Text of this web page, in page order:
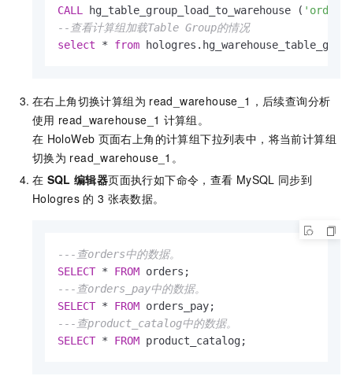
CALL
hg_table_group_load_to_warehouse (
--查看计算组加载Table Group的情况
select
* from
在右上角切换计算组为 read_warehouse_1，后续查询分析
使用 read_warehouse_1 计算组。
在 HoloWeb 页面右上角的计算组下拉列表中，将当前计算组
切换为 read_warehouse_1。
在 SQL 编辑器页面执行如下命令，查看 MySQL 同步到
Hologres 的 3 张表数据。
---查orders中的数据。
SELECT * FROM
---查orders_pay中的数据。
SELECT * FROM
---查product_catalog中的数据。
SELECT * FROM product_catalog;